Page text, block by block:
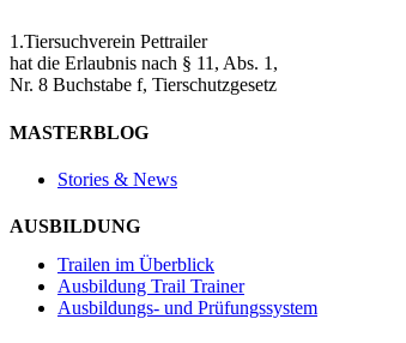
1.Tiersuchverein Pettrailer
hat die Erlaubnis nach § 11, Abs. 1,
Nr. 8 Buchstabe f, Tierschutzgesetz
MASTERBLOG
Stories & News
AUSBILDUNG
Trailen im Überblick
Ausbildung Trail Trainer
Ausbildungs- und Prüfungssystem